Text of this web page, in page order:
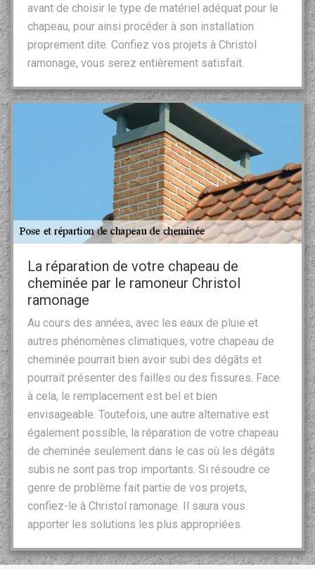
avant de choisir le type de matériel adéquat pour le
chapeau, pour ainsi procéder à son installation
proprement dite. Confiez vos projets à Christol
ramonage, vous serez entièrement satisfait.
La réparation de votre chapeau de
cheminée par le ramoneur Christol
ramonage
Au cours des années, avec les eaux de pluie et
autres phénomènes climatiques, votre chapeau de
cheminée pourrait bien avoir subi des dégâts et
pourrait présenter des failles ou des fissures. Face
à cela, le remplacement est bel et bien
envisageable. Toutefois, une autre alternative est
également possible, la réparation de votre chapeau
de cheminée seulement dans le cas où les dégâts
subis ne sont pas trop importants. Si résoudre ce
genre de problème fait partie de vos projets,
confiez-le à Christol ramonage. Il saura vous
apporter les solutions les plus appropriées.